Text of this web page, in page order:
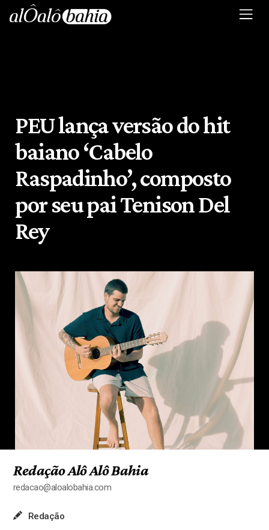
PEU lança versão do hit
baiano ‘Cabelo
Raspadinho’, composto
por seu pai Tenison Del
Rey
Redação Alô Alô Bahia
redacao@aloalobahia.com
Redação